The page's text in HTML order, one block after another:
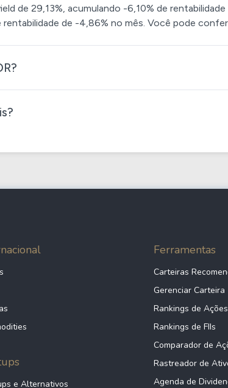
de 29,13%, acumulando -6,10% de
rentabilidade de -4,86% no mês. Você pode
e Alternativos
Ferramentas
Carteiras
Gerenciar Carteira
Rankings de Ações
Rankings de FIIs
Comparador de
Rastreador de
Agenda de